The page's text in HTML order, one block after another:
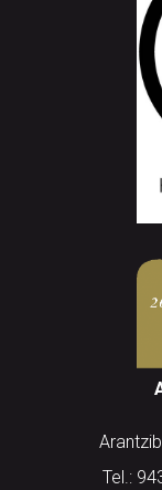
Tel.: